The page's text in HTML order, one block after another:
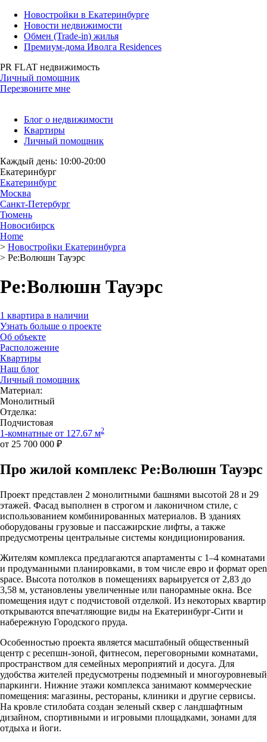
Новостройки в Екатеринбурге
Новости недвижимости
Обмен (Trade-in) жилья
Премиум-дома Иволга Residences
PR FLAT недвижимость
Личный помощник
Перезвоните мне
Блог о недвижимости
Квартиры
Личный помощник
Каждый день: 10:00-20:00
Екатеринбург
Екатеринбург
Москва
Санкт-Петербург
Тюмень
Новосибирск
Home
> Новостройки Екатеринбурга
> Ре:Волюшн Тауэрс
Ре:Волюшн Тауэрс
1 квартира в наличии
Узнать больше о проекте
Об объекте
Расположение
Квартиры
Наш блог
Личный помощник
Материал:
Монолитный
Отделка:
Подчистовая
1-комнатные от 127.67 м2
от 25 700 000 ₽
Про жилой комплекс Ре:Волюшн Тауэрс
Проект представлен 2 монолитными башнями высотой 28 и 29
этажей. Фасад выполнен в строгом и лаконичном стиле, с
использованием комбинированных материалов. В зданиях
оборудованы грузовые и пассажирские лифты, а также
предусмотрены центральные системы кондиционирования.
Жителям комплекса предлагаются апартаменты с 1–4 комнатами
и продуманными планировками, в том числе евро и формат open
space. Высота потолков в помещениях варьируется от 2,83 до
3,58 м, установлены увеличенные или панорамные окна. Все
помещения идут с подчистовой отделкой. Из некоторых квартир
открываются впечатляющие виды на Екатеринбург-Сити и
набережную Городского пруда.
Особенностью проекта является масштабный общественный
центр с ресепшн-зоной, фитнесом, переговорными комнатами,
пространством для семейных мероприятий и досуга. Для
удобства жителей предусмотрены подземный и многоуровневый
паркинги. Нижние этажи комплекса занимают коммерческие
помещения: магазины, рестораны, клиники и другие сервисы.
На кровле стилобата создан зеленый сквер с ландшафтным
дизайном, спортивными и игровыми площадками, зонами для
отдыха и йоги.